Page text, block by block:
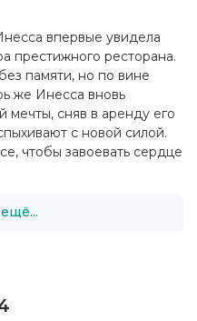
впервые увидела
престижного ресторана.
памяти, но по вине
же Инесса вновь
мечты, сняв в аренду его
с новой силой.
чтобы завоевать сердце